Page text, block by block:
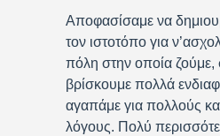
Αποφασίσαμε να
τον ιστοτόπο για
πόλη στην οποία ζούμε,
βρίσκουμε πολλά
αγαπάμε για πολλούς
λόγους. Πολύ